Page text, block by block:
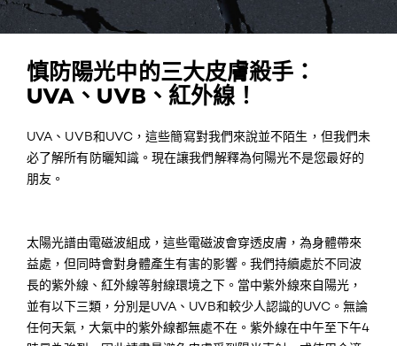
慎防陽光中的三大皮膚殺手：
UVA、UVB、紅外線！
UVA、UVB和UVC，這些簡寫對我們來說並不陌生，但我們未
必了解所有防曬知識。現在讓我們解釋為何陽光不是您最好的
朋友。
太陽光譜由電磁波組成，這些電磁波會穿透皮膚，為身體帶來
益處，但同時會對身體產生有害的影響。我們持續處於不同波
長的紫外線、紅外線等射線環境之下。當中紫外線來自陽光，
並有以下三類，分別是UVA、UVB和較少人認識的UVC。無論
任何天氣，大氣中的紫外線都無處不在。紫外線在中午至下午4